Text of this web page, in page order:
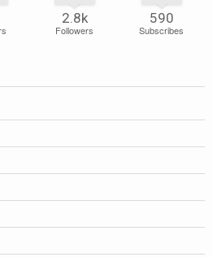
2.8k
Followers
590
Subscribes